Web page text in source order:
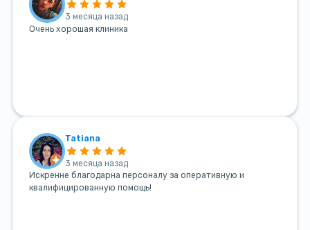
3 месяца назад
Очень хорошая клиника
Tatiana
3 месяца назад
Искренне благодарна персоналу за оперативную и
квалифицированную помощь!